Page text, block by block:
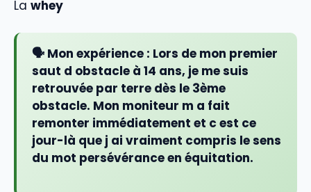
La whey
🗣️ Mon expérience : Lors de mon premier
saut d obstacle à 14 ans, je me suis
retrouvée par terre dès le 3ème
obstacle. Mon moniteur m a fait
remonter immédiatement et c est ce
jour-là que j ai vraiment compris le sens
du mot persévérance en équitation.